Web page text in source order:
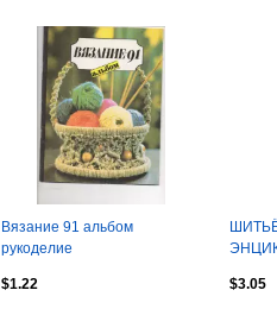
Вязание 91 альбом
рукоделие
$1.22
$3.05